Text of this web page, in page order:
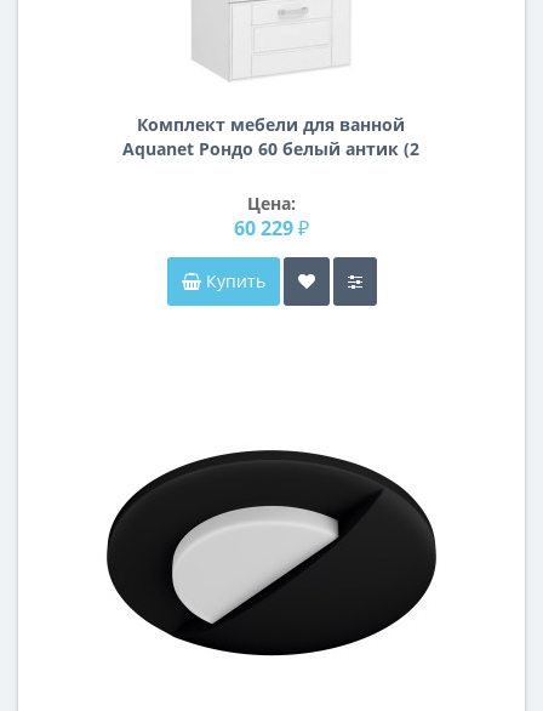
Комплект мебели для ванной
Aquanet Рондо 60 белый антик (2
Цена:
60 229 ₽
Купить